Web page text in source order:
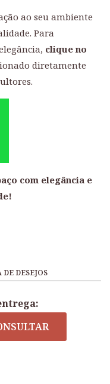
ao seu ambiente
Para
clique no
diretamente
com elegância e
DESEJOS